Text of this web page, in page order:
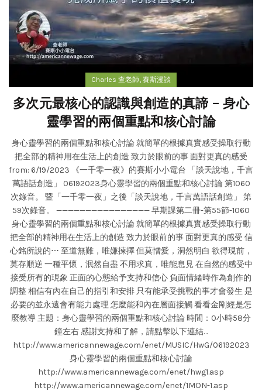
Charles 查老師, 賽斯漫談
多次元最核心的認識與創造的真諦 – 身心
靈學習的兩個重點和核心討論
身心靈學習的兩個重點和核心討論 就簡單的根據真實感受操取行動
把全部的精神用在生活上的創造 致力於眼前的事 面對更真的感受
from: 6/19/2023 《一千零一夜》的賽斯小小電台 「談天說地，千言
萬語話創造」 06192023身心靈學習的兩個重點和核心討論 第1060
次錄音。 暨「一千零一夜」之後「談天說地，千言萬語話創造」 第
59次錄音。 ———————————————— 早期課第二冊-第55節-1060
身心靈學習的兩個重點和核心討論 就簡單的根據真實感受操取行動
把全部的精神用在生活上的創造 致力於眼前的事 面對更真的感受 信
心銘所說的⋯ 至道無難，唯嫌揀擇 但莫憎愛，洞然明白 欲得現前，
莫存順逆 一種平懷，泯然自盡 不用求真，唯能息見 在自然的感受中
接受所有的現象 正面的心態給予支持和信心 負面情緒時作為創作的
調整 相信有內在自己的指引和安排 只有能承受挑戰的事才會發生 是
必要的並永遠會有能力處理 怎麼能和內在層面接觸 看看金剛經是怎
麼教導 主題：身心靈學習的兩個重點和核心討論 時間：0小時58分
鐘左右 感謝支持和了解，請點擊以下連結…
http://www.americannewage.com/enet/MUSIC/HwG/06192023
身心靈學習的兩個重點和核心討論
http://www.americannewage.com/enet/hwg1.asp
http://www.americannewage.com/enet/1MON-1.asp